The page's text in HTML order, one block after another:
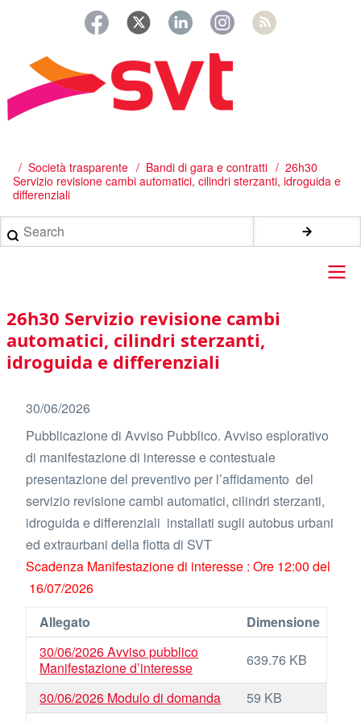
principale
Briciole
di
pane
/ Società trasparente Bandi di gara e contratti
26h30
Servizio revisione cambi automatici, cilindri sterzanti, idroguida e
differenziali
Search
Main
navigation
26h30 Servizio revisione cambi
automatici, cilindri sterzanti,
idroguida e differenziali
30/06/2026
Pubblicazione di Avviso Pubblico. Avviso esplorativo
di manifestazione di interesse e contestuale
presentazione del preventivo per l’affidamento del
servizio revisione cambi automatici, cilindri sterzanti,
idroguida e differenziali installati sugli autobus urbani
ed extraurbani della flotta di SVT
Scadenza Manifestazione di interesse : Ore 12:00 del
16/07/2026
Allegato
Dimensione
30/06/2026 Avviso pubblico
Manifestazione d’interesse
639.76 KB
30/06/2026 Modulo di domanda
59 KB